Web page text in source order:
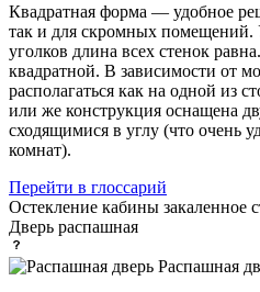
Квадратная форма — удобное
так и для скромных
уголков длина всех стенок
квадратной. В зависимости от
располагаться как на одной из
или же конструкция оснащена
сходящимися в углу (что очень
комнат).
Перейти в глоссарий
Остекление кабины закаленное
Дверь распашная
Распашная